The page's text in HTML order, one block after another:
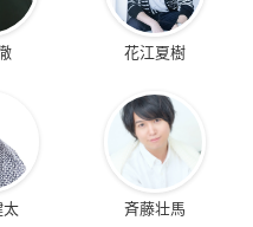
花江夏樹
太 斉藤壮馬